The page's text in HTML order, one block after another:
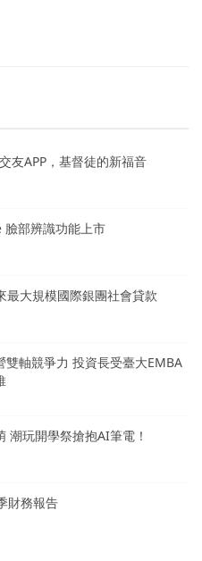
友APP，基督徒的新福音
部辨識功能上市
最大規模國際銀團社會貸款
雙軸競爭力 投資長受臺大EMBA
潮玩開學祭搶抱AI筆電！
財務報告